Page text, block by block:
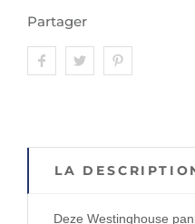
Partager
LA
Deze Westinghouse